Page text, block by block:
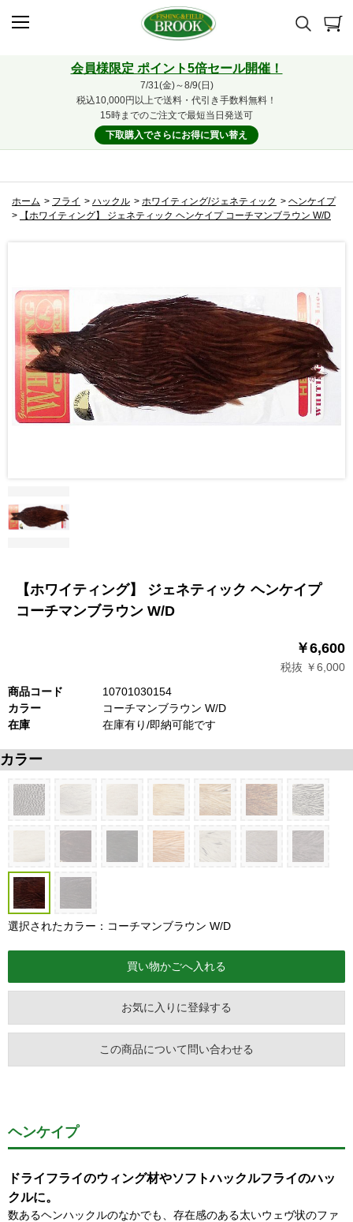
会員様限定 ポイント5倍セール開催！
7/31(金)～8/9(日)
税込10,000円以上で送料・代引き手数料無料！
15時までのご注文で最短当日発送可
下取購入でさらにお得に買い替え
ホーム > フライ > ハックル > ホワイティング/ジェネティック > ヘンケイプ
>
【ホワイティング】 ジェネティック ヘンケイプ コーチマンブラウン W/D
【ホワイティング】 ジェネティック ヘンケイプ
コーチマンブラウン W/D
￥6,600
税抜 ￥6,000
商品コード
10701030154
カラー
コーチマンブラウン W/D
在庫
在庫有り/即納可能です
カラー
選択されたカラー：コーチマンブラウン W/D
お気に入りに登録する
この商品について問い合わせる
ヘンケイプ
ドライフライのウィング材やソフトハックルフライのハッ
クルに。
数あるヘンハックルのなかでも、存在感のある太いウェヴ状のファ